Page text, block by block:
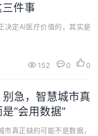
件事
决定AI医疗价值的，其实是
152 0 0
急，智慧城市真
“会用数据”
真正缺的可能不是数据，